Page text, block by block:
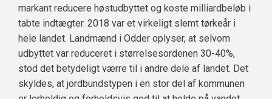
markant reducere høstudbyttet og koste milliardbeløb i
tabte indtægter. 2018 var et virkeligt slemt tørkeår i
hele landet. Landmænd i Odder oplyser, at selvom
udbyttet var reduceret i størrelsesordenen 30-40%,
stod det betydeligt værre til i andre dele af landet. Det
skyldes, at jordbundstypen i en stor del af kommunen